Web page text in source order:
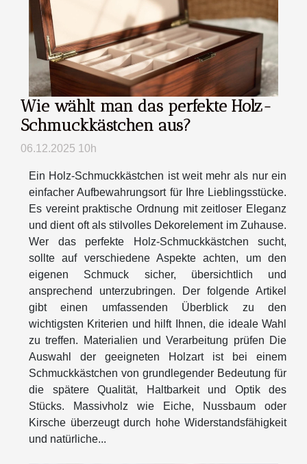
Wie wählt man das perfekte Holz-
Schmuckkästchen aus?
06.12.2025 10h
Ein Holz-Schmuckkästchen ist weit mehr als nur ein
einfacher Aufbewahrungsort für Ihre Lieblingsstücke.
Es vereint praktische Ordnung mit zeitloser Eleganz
und dient oft als stilvolles Dekorelement im Zuhause.
Wer das perfekte Holz-Schmuckkästchen sucht,
sollte auf verschiedene Aspekte achten, um den
eigenen Schmuck sicher, übersichtlich und
ansprechend unterzubringen. Der folgende Artikel
gibt einen umfassenden Überblick zu den
wichtigsten Kriterien und hilft Ihnen, die ideale Wahl
zu treffen. Materialien und Verarbeitung prüfen Die
Auswahl der geeigneten Holzart ist bei einem
Schmuckkästchen von grundlegender Bedeutung für
die spätere Qualität, Haltbarkeit und Optik des
Stücks. Massivholz wie Eiche, Nussbaum oder
Kirsche überzeugt durch hohe Widerstandsfähigkeit
und natürliche...